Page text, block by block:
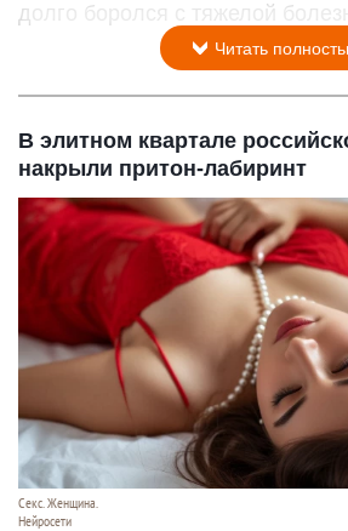
долго боролся с тяжелой
Читать
В элитном квартале
накрыли притон-лабиринт
Секс. Женщина.
Нейросети